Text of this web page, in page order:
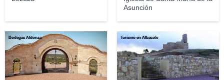
Asunción
Bodegas Aldonza Turismo en Albacete